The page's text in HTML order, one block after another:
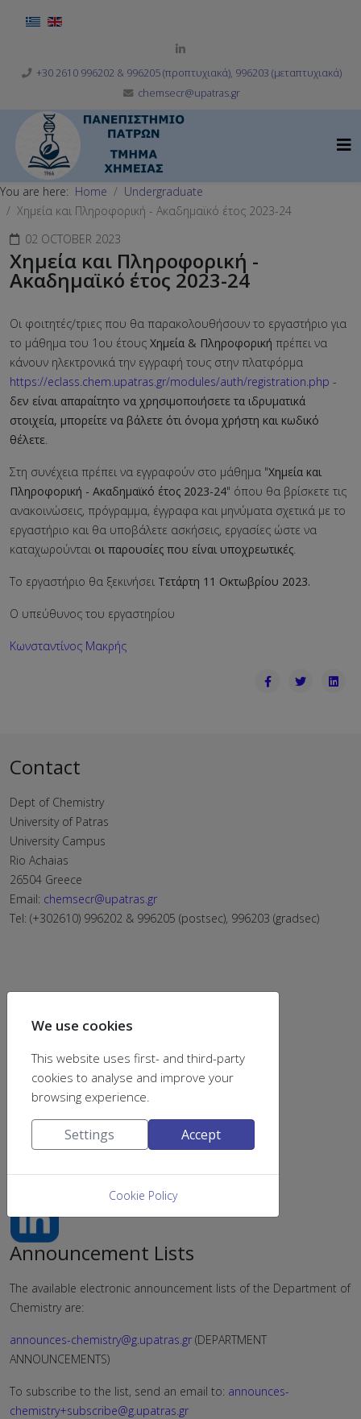
Select your language
+30 2610 996202 & 996205 (προπτυχιακά), 996203 (μεταπτυχιακά)
chemsecr@upatras.gr
You are here: Home
Undergraduate
Χημεία και Πληροφορική - Ακαδημαϊκό έτος 2023-24
02 OCTOBER 2023
Χημεία και Πληροφορική -
Ακαδημαϊκό έτος 2023-24
Οι φοιτητές/τριες που θα παρακoλουθήσουν το εργαστήριο για
το μάθημα του 1ου έτους Χημεία & Πληροφορική πρέπει να
κάνουν ηλεκτρονικά την εγγραφή τους στην πλατφόρμα
https://eclass.chem.upatras.gr/modules/auth/registration.php -
δεν είναι απαραίτητο να χρησιμοποιήσετε τα ιδρυματικά
στοιχεία, μπορείτε να βάλετε ότι όνομα χρήστη και κωδικό
θέλετε.
Στη συνέχεια πρέπει να εγγραφούν στο μάθημα "Χημεία και
Πληροφορική - Ακαδημαϊκό έτος 2023-24" όπου θα βρίσκετε τις
ανακοινώσεις, πρόγραμμα, έγγραφα και μηνύματα σχετικά με το
εργαστήριο και θα υποβάλετε ασκήσεις, εργασίες ώστε να
καταχωρούνται οι παρουσίες που είναι υποχρεωτικές.
Το εργαστήριο θα ξεκινήσει Τετάρτη 11 Οκτωβρίου 2023.
Ο υπεύθυνος του εργαστηρίου
Κωνσταντίνος Μακρής
Contact
Dept of Chemistry
University of Patras
University Campus
Rio Achaias
26504 Greece
Email: chemsecr@upatras.gr
Tel: (+302610) 996202 & 996205 (postsec), 996203 (gradsec)
find us on
Announcement Lists
The available electronic announcement lists of the Department of
Chemistry are:
announces-chemistry@g.upatras.gr (DEPARTMENT
ANNOUNCEMENTS)
To subscribe to the list, send an email to: announces-
chemistry+subscribe@g.upatras.gr
We use cookies
This website uses first- and third-party
cookies to analyse and improve your
browsing experience.
Settings Accept
Cookie Policy